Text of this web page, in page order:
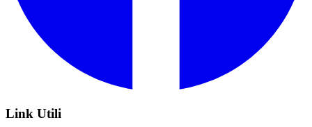
Link Utili